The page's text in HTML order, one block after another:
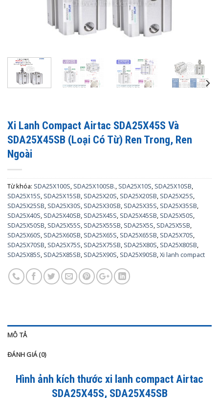
Xi Lanh Compact Airtac SDA25X45S Và
SDA25X45SB (Loại Có Từ) Ren Trong, Ren
Ngoài
Từ khóa: SDA25X100S, SDA25X100SB., SDA25X10S, SDA25X10SB,
SDA25X15S, SDA25X15SB, SDA25X20S, SDA25X20SB, SDA25X25S,
SDA25X25SB, SDA25X30S, SDA25X30SB, SDA25X35S, SDA25X35SB,
SDA25X40S, SDA25X40SB, SDA25X45S, SDA25X45SB, SDA25X50S,
SDA25X50SB, SDA25X55S, SDA25X55SB, SDA25X5S, SDA25X5SB,
SDA25X60S, SDA25X60SB, SDA25X65S, SDA25X65SB, SDA25X70S,
SDA25X70SB, SDA25X75S, SDA25X75SB, SDA25X80S, SDA25X80SB,
SDA25X85S, SDA25X85SB, SDA25X90S, SDA25X90SB,Xi lanh compact
MÔ TẢ
ĐÁNH GIÁ (0)
Hình ảnh kích thước xi lanh compact Airtac
SDA25X45S, SDA25X45SB